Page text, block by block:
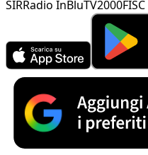
SIRRadio InBluTV2000FISC